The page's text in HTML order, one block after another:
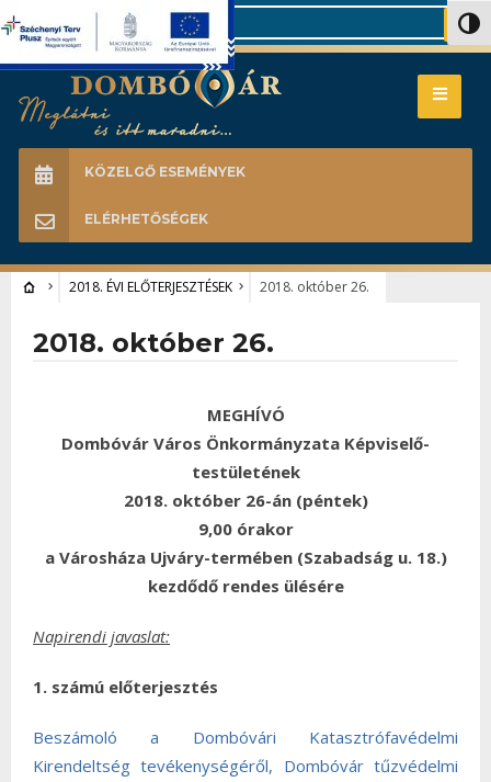
Search
KÖZELGŐ ESEMÉNYEK
ELÉRHETŐSÉGEK
2018. ÉVI ELŐTERJESZTÉSEK 2018. október 26.
2018. október 26.
MEGHÍVÓ
Dombóvár Város Önkormányzata Képviselő-
testületének
2018. október 26-án (péntek)
9,00 órakor
a Városháza Ujváry-termében (Szabadság u. 18.)
kezdődő rendes ülésére
Napirendi javaslat:
1. számú előterjesztés
Beszámoló a Dombóvári Katasztrófavédelmi
Kirendeltség tevékenységéről, Dombóvár tűzvédelmi